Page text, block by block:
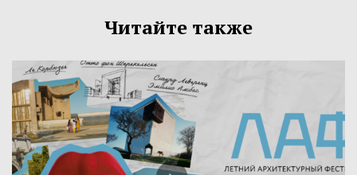
Читайте также